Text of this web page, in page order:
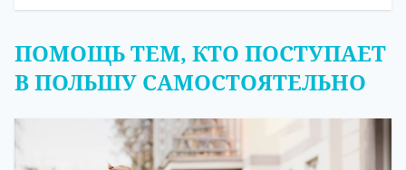
ПОМОЩЬ ТЕМ, КТО ПОСТУПАЕТ
В ПОЛЬШУ САМОСТОЯТЕЛЬНО